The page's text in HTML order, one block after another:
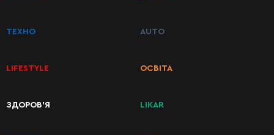
КАТЕГОРІЇ
РЕЦЕПТІВ
ТЕХНО
LIFESTYLE
ЗДОРОВ’Я
AUTO
ОСВІТА
LIKAR